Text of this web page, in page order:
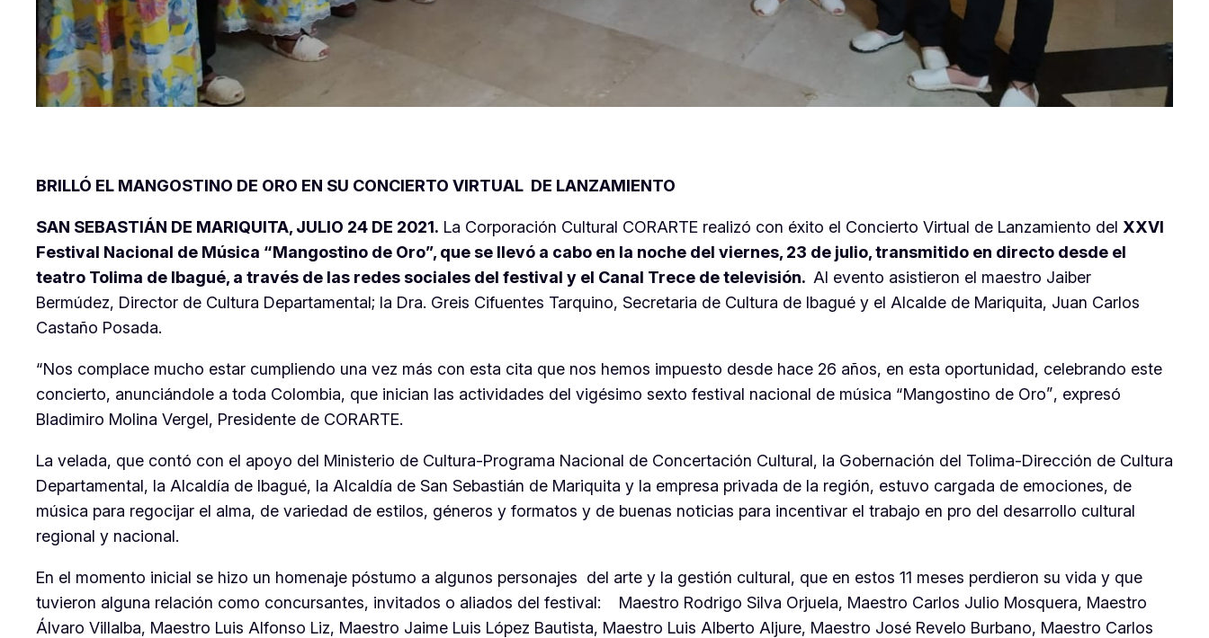
BRILLÓ EL MANGOSTINO DE ORO EN SU CONCIERTO VIRTUAL DE LANZAMIENTO
SAN SEBASTIÁN DE MARIQUITA, JULIO 24 DE 2021. La Corporación Cultural CORARTE realizó con éxito el Concierto Virtual de Lanzamiento del XXVI
Festival Nacional de Música “Mangostino de Oro”, que se llevó a cabo en la noche del viernes, 23 de julio, transmitido en directo desde el
teatro Tolima de Ibagué, a través de las redes sociales del festival y el Canal Trece de televisión. Al evento asistieron el maestro Jaiber
Bermúdez, Director de Cultura Departamental; la Dra. Greis Cifuentes Tarquino, Secretaria de Cultura de Ibagué y el Alcalde de Mariquita, Juan Carlos
Castaño Posada.
“Nos complace mucho estar cumpliendo una vez más con esta cita que nos hemos impuesto desde hace 26 años, en esta oportunidad, celebrando este
concierto, anunciándole a toda Colombia, que inician las actividades del vigésimo sexto festival nacional de música “Mangostino de Oro”, expresó
Bladimiro Molina Vergel, Presidente de CORARTE.
La velada, que contó con el apoyo del Ministerio de Cultura-Programa Nacional de Concertación Cultural, la Gobernación del Tolima-Dirección de Cultura
Departamental, la Alcaldía de Ibagué, la Alcaldía de San Sebastián de Mariquita y la empresa privada de la región, estuvo cargada de emociones, de
música para regocijar el alma, de variedad de estilos, géneros y formatos y de buenas noticias para incentivar el trabajo en pro del desarrollo cultural
regional y nacional.
En el momento inicial se hizo un homenaje póstumo a algunos personajes del arte y la gestión cultural, que en estos 11 meses perdieron su vida y que
tuvieron alguna relación como concursantes, invitados o aliados del festival: Maestro Rodrigo Silva Orjuela, Maestro Carlos Julio Mosquera, Maestro
Álvaro Villalba, Maestro Luis Alfonso Liz, Maestro Jaime Luis López Bautista, Maestro Luis Alberto Aljure, Maestro José Revelo Burbano, Maestro Carlos